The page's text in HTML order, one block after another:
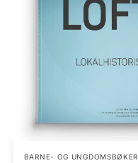
BARNE- OG UNGDOMSBØKER